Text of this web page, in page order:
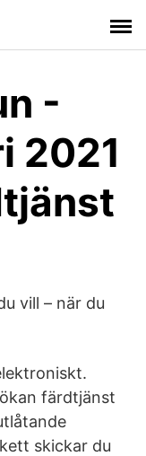
-
2021
vill – när du
färdtjänst
skickar du